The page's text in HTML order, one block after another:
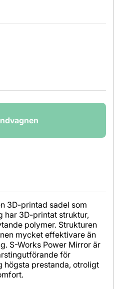
3D-printad sadel som
har 3D-printat struktur,
polymer. Strukturen
mycket effektivare än
S-Works Power Mirror är
för
högsta prestanda, otroligt